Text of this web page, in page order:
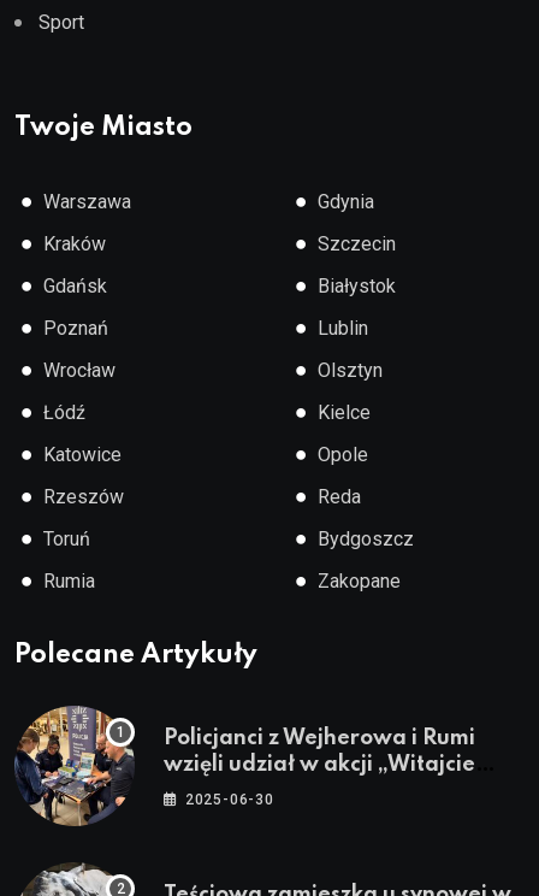
Sport
Twoje Miasto
● Warszawa
● Kraków
● Gdańsk
● Poznań
● Wrocław
● Łódź
● Katowice
● Rzeszów
● Toruń
● Rumia
● Gdynia
● Szczecin
● Białystok
● Lublin
● Olsztyn
● Kielce
● Opole
● Reda
● Bydgoszcz
● Zakopane
Polecane Artykuły
Policjanci z Wejherowa i Rumi
wzięli udział w akcji „Witajcie
Wakacje”
2025-06-30